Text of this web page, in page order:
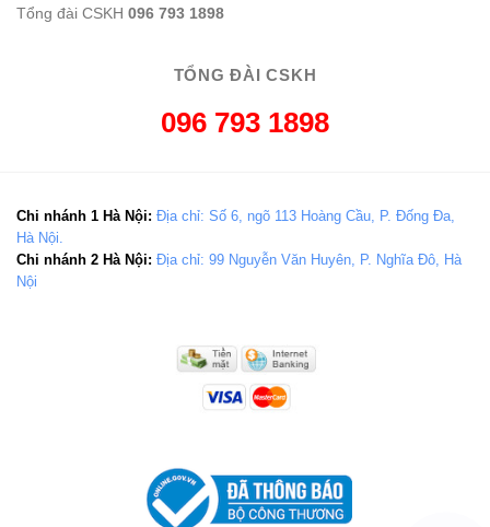
Tổng đài CSKH 096 793 1898
TỔNG ĐÀI CSKH
096 793 1898
Chi nhánh 1 Hà Nội: Địa chỉ: Số 6, ngõ 113 Hoàng Cầu, P. Đống Đa,
Hà Nội.
Chi nhánh 2 Hà Nội: Địa chỉ: 99 Nguyễn Văn Huyên, P. Nghĩa Đô, Hà
Nội